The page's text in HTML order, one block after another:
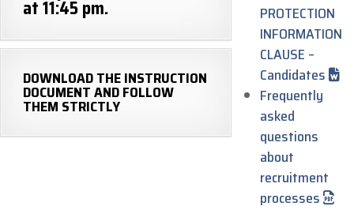
at 11:45 pm.
DOWNLOAD THE INSTRUCTION
DOCUMENT AND FOLLOW
THEM STRICTLY
PROTECTION
INFORMATION
CLAUSE –
Candidates
Frequently
asked
questions
about
recruitment
processes